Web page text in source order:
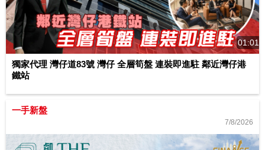
01:01
獨家代理 灣仔道83號 灣仔 全層筍盤 連裝即進駐 鄰近灣仔港
鐵站
一手新盤
7/8/2026